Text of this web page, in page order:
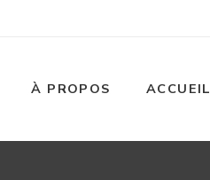
À PROPOS ACCUEIL